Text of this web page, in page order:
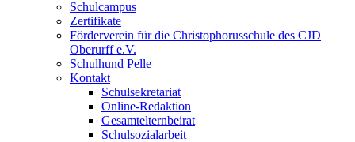
Schulcampus
Zertifikate
Förderverein für die Christophorusschule des CJD
Oberurff e.V.
Schulhund Pelle
Kontakt
Schulsekretariat
Online-Redaktion
Gesamtelternbeirat
Schulsozialarbeit